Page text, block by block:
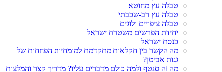
טבלה עץ מחוטא
טבלה עץ רב-שכבתי
טבלה ציפויים ולוגים
יחידת הפרשים משטרת ישראל
כנסת ישראל
מה הקשר בין חקלאות מתקדמת למומחיות הפחחות של
גגות אביטן?
מה זה סנטף ולמה כולם מדברים עליו? מדריך קצר והמלצות